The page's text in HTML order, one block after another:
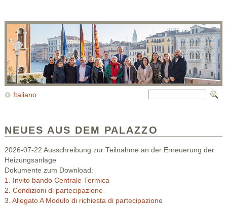
Italiano
NEUES AUS DEM PALAZZO
2026-07-22 Ausschreibung zur Teilnahme an der Erneuerung der
Heizungsanlage
Dokumente zum Download:
1. Invito bando Centrale Termica
2. Condizioni di partecipazione
3. Allegato A Modulo di richiesta di partecipazione